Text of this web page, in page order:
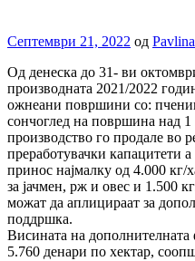
Септември 21, 2022 од
Од денеска до 31- ви
производната 2021/2022
ожнеани површини со:
сончоглед на површина над 1
производство го продале во
преработувачки капацитети
принос најмалку од 4.000 кг/
за јачмен, рж и овес и 1.500
можат да аплицираат за
поддршка.
Висината на
5.760 денари по хектар,